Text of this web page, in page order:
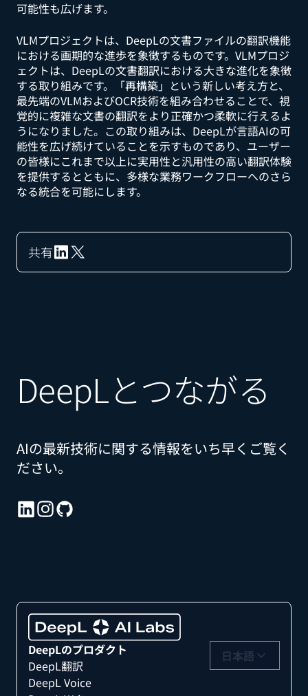
可能性も広げます。
VLMプロジェクトは、DeepLの文書ファイルの翻訳機能
における画期的な進歩を象徴するものです。VLMプロジ
ェクトは、DeepLの文書翻訳における大きな進化を象徴
する取り組みです。「再構築」という新しい考え方と、
最先端のVLMおよびOCR技術を組み合わせることで、視
覚的に複雑な文書の翻訳をより正確かつ柔軟に行えるよ
うになりました。この取り組みは、DeepLが言語AIの可
能性を広げ続けていることを示すものであり、ユーザー
の皆様にこれまで以上に実用性と汎用性の高い翻訳体験
を提供するとともに、多様な業務ワークフローへのさら
なる統合を可能にします。
共有
DeepLとつながる
AIの最新技術に関する情報をいち早くご覧く
ださい。
DeepLのプロダクト
DeepL翻訳
DeepL Voice
日本語